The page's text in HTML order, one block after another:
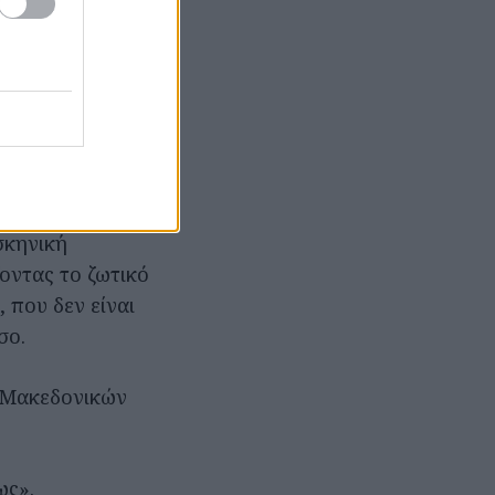
στο
και το φως
συνθήκη.
και την
το ζωτικό
που δεν είναι